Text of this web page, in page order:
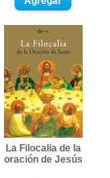
La Filocalia de la
oración de Jesús